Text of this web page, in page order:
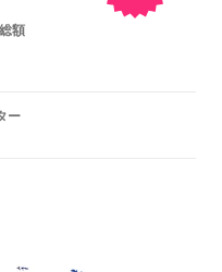
額
ー